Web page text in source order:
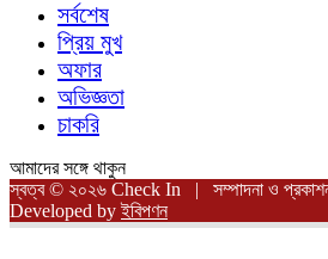
সর্বশেষ
প্রিয় মুখ
অফার
অভিজ্ঞতা
চাকরি
আমাদের সঙ্গে থাকুন
স্বত্ব © ২০২৬ Check In | সম্পাদনা ও
Developed byইবিপণন